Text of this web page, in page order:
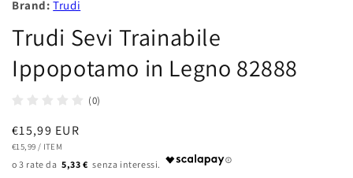
Brand: Trudi
Trudi Sevi Trainabile
Ippopotamo in Legno 82888
(0)
Prezzo
di
listino
€15,99 EUR
PREZZO
€15,99 / PER
ITEM
5,33 €